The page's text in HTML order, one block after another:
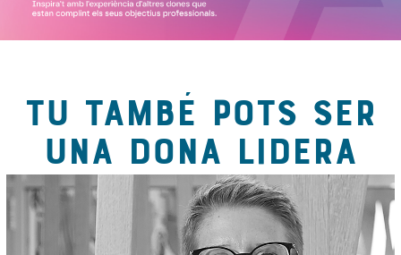
TU TAMBÉ POTS SER
UNA DONA LIDERA